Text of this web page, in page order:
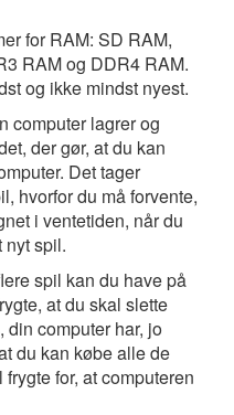
for RAM: SD RAM,
RAM og DDR4 RAM.
og ikke mindst nyest.
computer lagrer og
der gør, at du kan
Det tager
hvorfor du må forvente,
i ventetiden, når du
spil.
spil kan du have på
at du skal slette
computer har, jo
du kan købe alle de
for, at computeren